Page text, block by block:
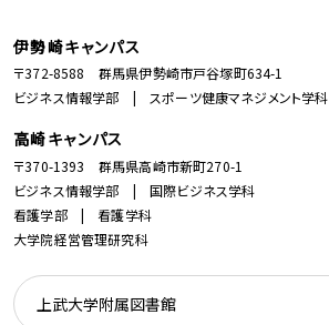
伊勢崎キャンパス
〒372-8588 群馬県伊勢崎市戸谷塚町634-1
ビジネス情報学部 | スポーツ健康マネジメント学科
高崎キャンパス
〒370-1393 群馬県高崎市新町270-1
ビジネス情報学部 | 国際ビジネス学科
看護学部 | 看護学科
大学院経営管理研究科
上武大学附属図書館